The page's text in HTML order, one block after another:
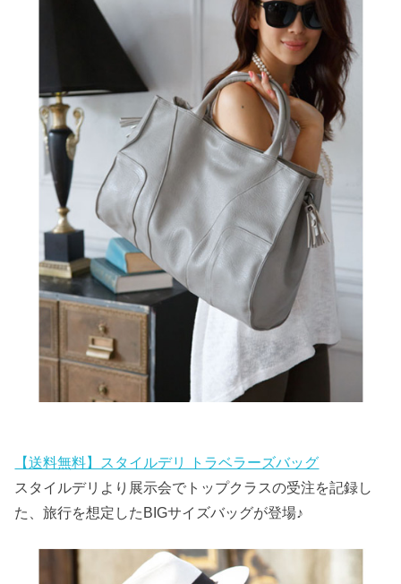
【送料無料】スタイルデリ トラベラーズバッグ
スタイルデリより展示会でトップクラスの受注を記録し
た、旅行を想定したBIGサイズバッグが登場♪